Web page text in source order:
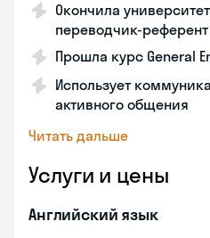
Окончила
переводчик-референт
Прошла курс General
Использует
активного общения
Читать дальше
Услуги и цены
Английский язык